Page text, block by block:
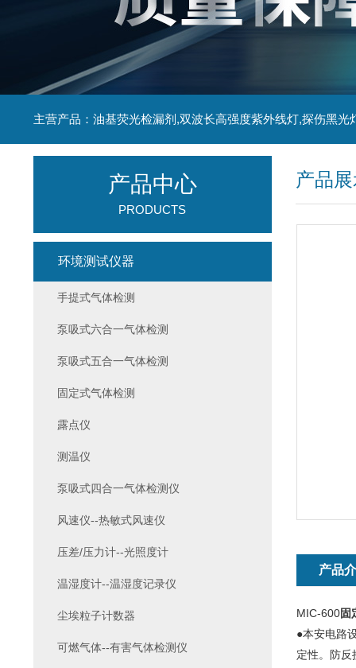
主营产品：油基荧光检漏剂,双波长高强度紫外线灯,探伤黑光
产品
产品
MIC-600固
●本安电路
定性。防反
产品中心
PRODUCTS
环境测试仪器
手提式气体检测
泵吸式六合一气体检测
泵吸式五合一气体检测
固定式气体检测
露点仪
测温仪
泵吸式四合一气体检测仪
风速仪--热敏式风速仪
压差/压力计--光照度计
温湿度计--温湿度记录仪
尘埃粒子计数器
可燃气体--有害气体检测仪